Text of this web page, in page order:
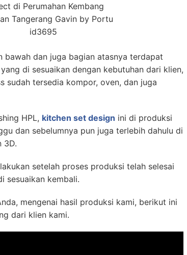
di Perumahan Kembang
Tangerang Gavin by Portu
id3695
bawah dan juga bagian atasnya terdapat
di sesuaikan dengan kebutuhan dari klien,
sudah tersedia kompor, oven, dan juga
HPL, kitchen set design ini di produksi
dan sebelumnya pun juga terlebih dahulu di
3D.
setelah proses produksi telah selesai
sesuaikan kembali.
mengenai hasil produksi kami, berikut ini
dari klien kami.